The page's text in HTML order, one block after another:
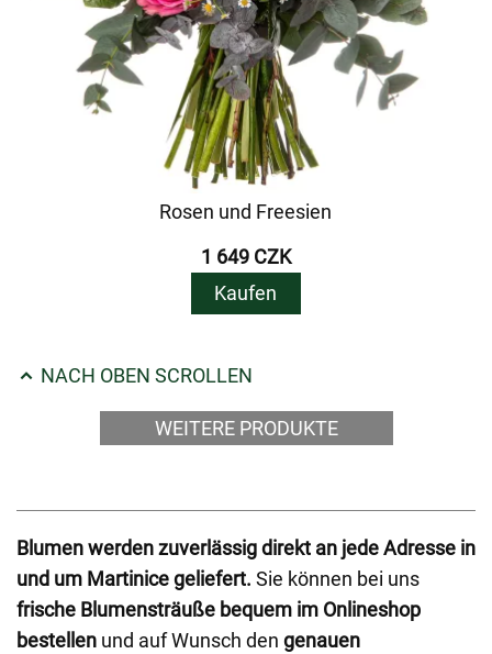
Rosen und Freesien
1 649 CZK
Kaufen
NACH OBEN SCROLLEN
WEITERE PRODUKTE
Blumen werden zuverlässig direkt an jede Adresse in
und um Martinice geliefert. Sie können bei uns
frische Blumensträuße bequem im Onlineshop
bestellen und auf Wunsch den genauen